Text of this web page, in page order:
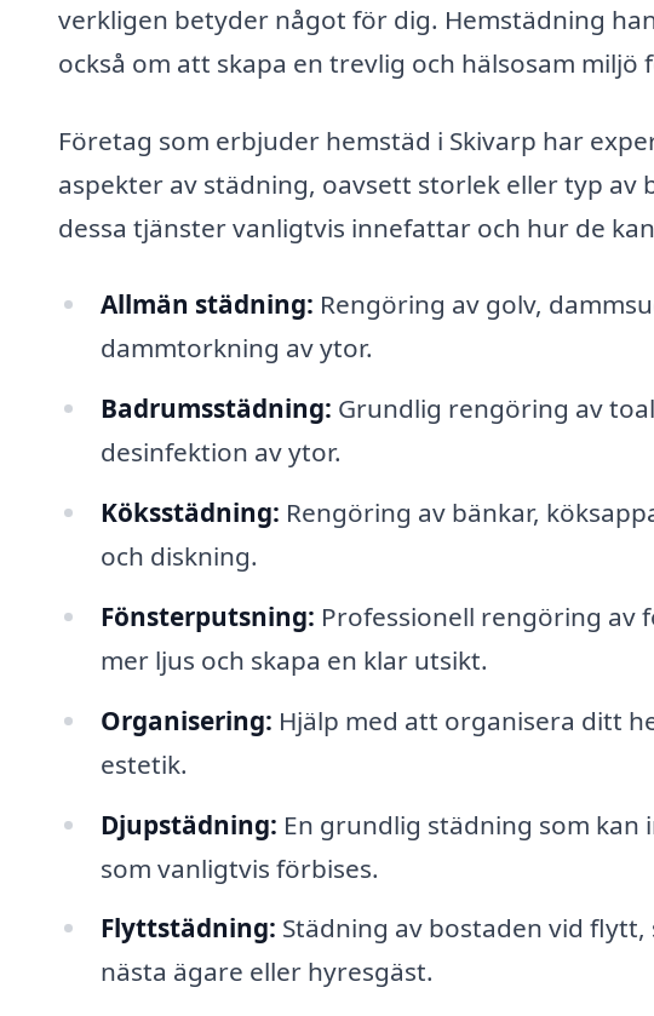
verkligen betyder något för dig. Hemstädning
också om att skapa en trevlig och hälsosam miljö
Företag som erbjuder hemstäd i Skivarp har
aspekter av städning, oavsett storlek eller typ av
dessa tjänster vanligtvis innefattar och hur de
Allmän städning: Rengöring av golv,
dammtorkning av ytor.
Badrumsstädning: Grundlig rengöring av
desinfektion av ytor.
Köksstädning: Rengöring av bänkar,
och diskning.
Fönsterputsning: Professionell rengöring av
mer ljus och skapa en klar utsikt.
Organisering: Hjälp med att organisera ditt
estetik.
Djupstädning: En grundlig städning som
som vanligtvis förbises.
Flyttstädning: Städning av bostaden vid
nästa ägare eller hyresgäst.